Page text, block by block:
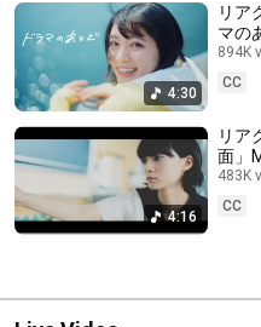
4:30
リア
マの
Video
894K
CC
4:16
リア
面」
483K
CC